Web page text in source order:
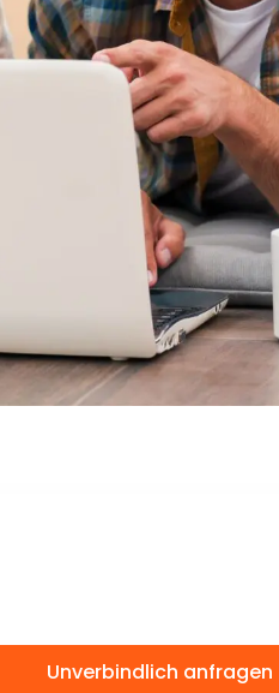
Unverbindlich anfragen